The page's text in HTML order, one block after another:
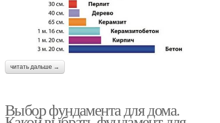
читать дальше →
Выбор фундамента для дома.